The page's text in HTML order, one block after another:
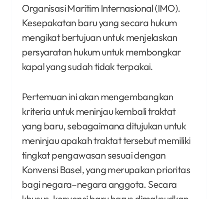
Organisasi Maritim Internasional (IMO).
Kesepakatan baru yang secara hukum
mengikat bertujuan untuk menjelaskan
persyaratan hukum untuk membongkar
kapal yang sudah tidak terpakai.
Pertemuan ini akan mengembangkan
kriteria untuk meninjau kembali traktat
yang baru, sebagaimana ditujukan untuk
meninjau apakah traktat tersebut memiliki
tingkat pengawasan sesuai dengan
Konvensi Basel, yang merupakan prioritas
bagi negara–negara anggota. Secara